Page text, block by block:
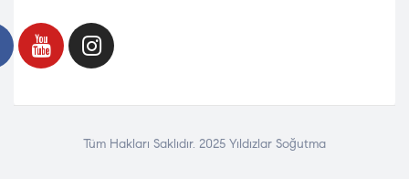
Tüm Hakları Saklıdır. 2025 Yıldızlar Soğutma